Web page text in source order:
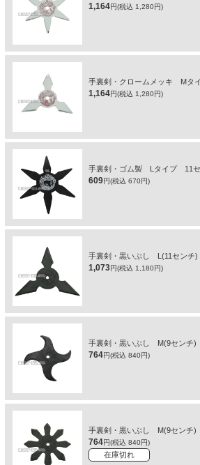
1,164円(税込 1,280円)
手裏剣・クロームメッキ M
1,164円(税込 1,280円)
手裏剣・ゴム製 Lタイプ 11
609円(税込 670円)
手裏剣・黒いぶし L(11セン
1,073円(税込 1,180円)
手裏剣・黒いぶし M(9セン
764円(税込 840円)
手裏剣・黒いぶし M(9セン
764円(税込 840円)
在庫切れ